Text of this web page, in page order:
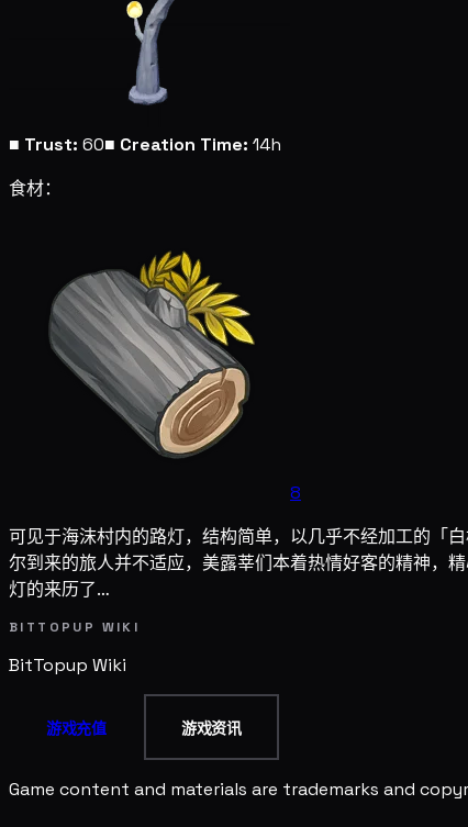
■ Trust: 60■ Creation Time: 14h
食材：
8
可见于海沫村内的路灯，结构简单，以几乎不经加工的「
尔到来的旅人并不适应，美露莘们本着热情好客的精神，
灯的来历了…
BITTOPUP WIKI
BitTopup Wiki
游戏充值 游戏资讯
Game content and materials are trademarks and